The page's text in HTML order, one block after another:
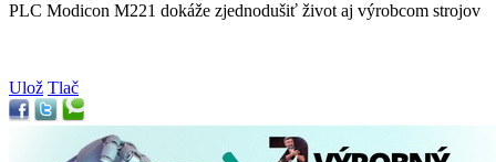
PLC Modicon M221 dokáže zjednodušiť život aj výrobcom strojov
Ulož Tlač